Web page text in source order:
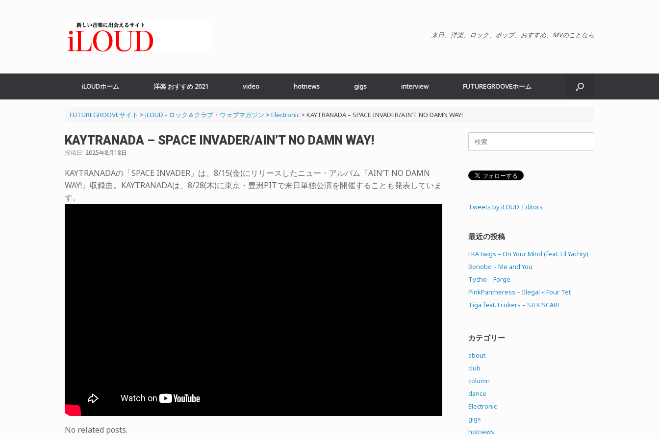
来日、洋楽、ロック、ポップ、おすすめ、MVのことなら
iLOUDホーム 洋楽 おすすめ 2021 video hotnews gigs interview FUTUREGROOVEホーム
FUTUREGROOVEサイト > iLOUD - ロック＆クラブ・ウェブマガジン > Electronic> KAYTRANADA – SPACE INVADER/AIN’T NO DAMN WAY!
KAYTRANADA – SPACE INVADER/AIN’T NO DAMN WAY!
投稿日: 2025年8月18日
KAYTRANADAの「SPACE INVADER」は、8/15(金)にリリースしたニュー・アルバム『AIN’T NO DAMN
WAY!』収録曲。KAYTRANADAは、8/28(木)に東京・豊洲PITで来日単独公演を開催することも発表していま
す。
No related posts.
検
Tweets by iLOUD_Editors
最近の投稿
FKA twigs – On Your Mind (feat. Lil Yachty)
Bonobo – Me and You
Tycho – Forge
PinkPantheress – Illegal + Four Tet
Tiga feat. Fcukers – SILK SCARF
カテゴリー
about
club
column
dance
Electronic
gigs
hotnews